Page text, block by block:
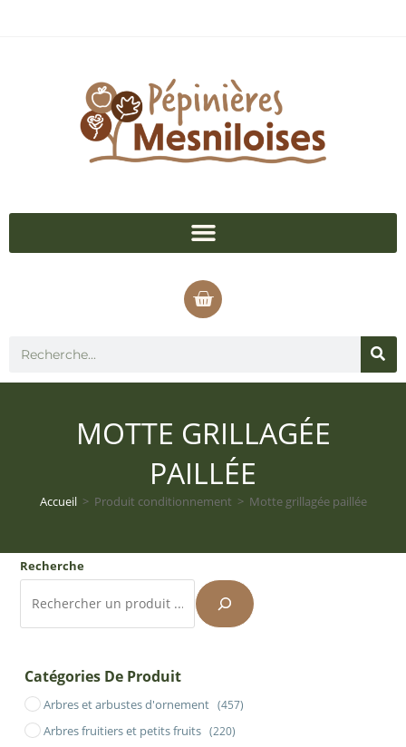
MOTTE GRILLAGÉE
PAILLÉE
Accueil > Produit conditionnement > Motte grillagée paillée
Recherche
Catégories De Produit
Arbres et arbustes d'ornement (457)
Arbres fruitiers et petits fruits (220)